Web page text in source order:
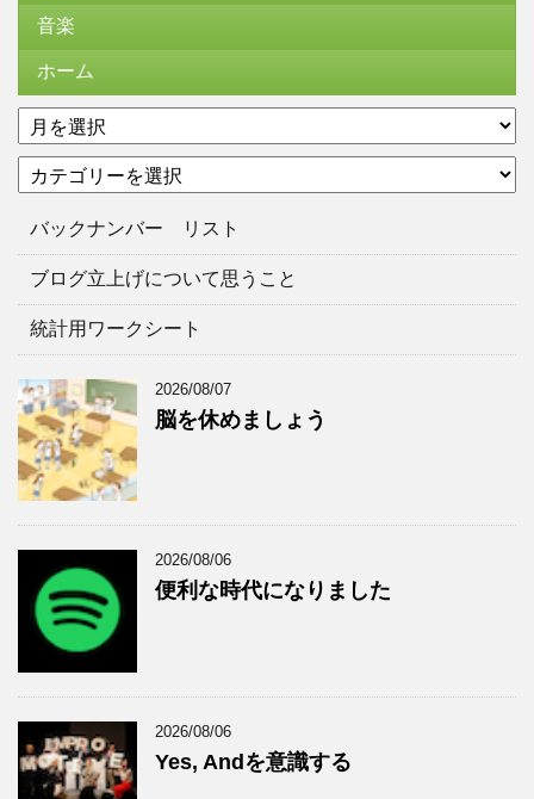
音楽
ホーム
ア
ー
イ
テ
リ
バックナンバー リスト
ブログ立上げについて思うこと
統計用ワークシート
2026/08/07
脳を休めましょう
2026/08/06
便利な時代になりました
2026/08/06
Yes, Andを意識する